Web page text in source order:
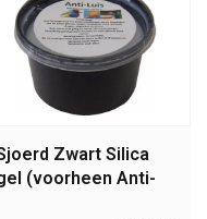
Zwart Silica
(voorheen Anti-